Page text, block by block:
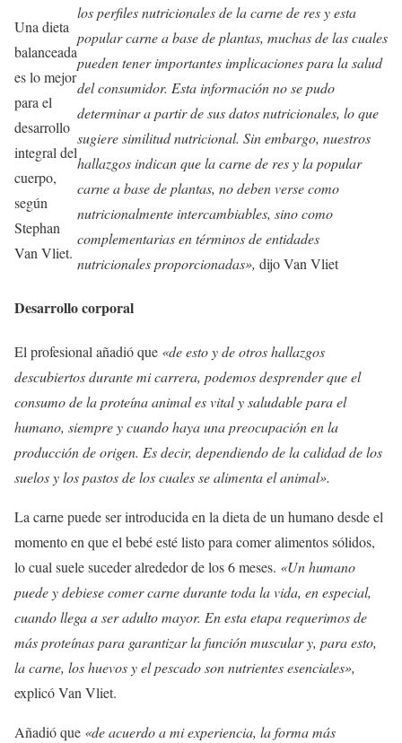
Una dieta
balanceada
es lo mejor
para el
desarrollo
integral del
cuerpo,
según
Stephan
Van Vliet.
los perfiles nutricionales de la carne de res y esta
popular carne a base de plantas, muchas de las cuales
pueden tener importantes implicaciones para la salud
del consumidor. Esta información no se pudo
determinar a partir de sus datos nutricionales, lo que
sugiere similitud nutricional. Sin embargo, nuestros
hallazgos indican que la carne de res y la popular
carne a base de plantas, no deben verse como
nutricionalmente intercambiables, sino como
complementarias en términos de entidades
nutricionales proporcionadas», dijo Van Vliet
Desarrollo corporal
El profesional añadió que «de esto y de otros hallazgos
descubiertos durante mi carrera, podemos desprender que el
consumo de la proteína animal es vital y saludable para el
humano, siempre y cuando haya una preocupación en la
producción de origen. Es decir, dependiendo de la calidad de los
suelos y los pastos de los cuales se alimenta el animal».
La carne puede ser introducida en la dieta de un humano desde el
momento en que el bebé esté listo para comer alimentos sólidos,
lo cual suele suceder alrededor de los 6 meses. «Un humano
puede y debiese comer carne durante toda la vida, en especial,
cuando llega a ser adulto mayor. En esta etapa requerimos de
más proteínas para garantizar la función muscular y, para esto,
la carne, los huevos y el pescado son nutrientes esenciales»,
explicó Van Vliet.
Añadió que «de acuerdo a mi experiencia, la forma más